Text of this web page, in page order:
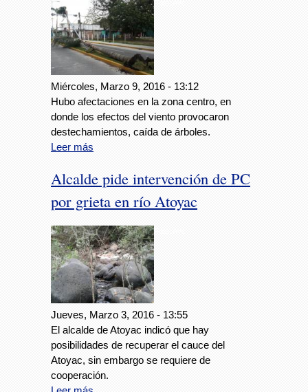
Miércoles, Marzo 9, 2016 - 13:12
Hubo afectaciones en la zona centro, en
donde los efectos del viento provocaron
destechamientos, caída de árboles.
Leer más
Alcalde pide intervención de PC
por grieta en río Atoyac
Jueves, Marzo 3, 2016 - 13:55
El alcalde de Atoyac indicó que hay
posibilidades de recuperar el cauce del
Atoyac, sin embargo se requiere de
cooperación.